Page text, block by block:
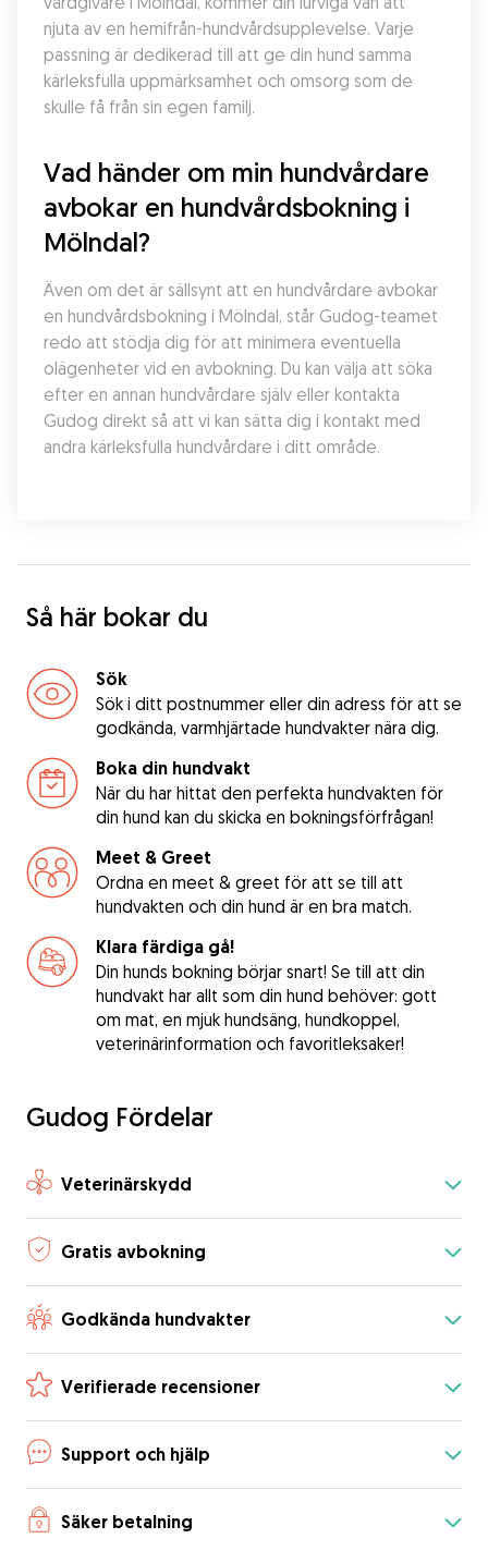
njuta av en hemifrån-hundvårdsupplevelse. Varje
passning är dedikerad till att ge din hund samma
kärleksfulla uppmärksamhet och omsorg som de
skulle få från sin egen familj.
Vad händer om min hundvårdare
avbokar en hundvårdsbokning i
Mölndal?
Även om det är sällsynt att en hundvårdare avbokar
en hundvårdsbokning i Mölndal, står Gudog-teamet
redo att stödja dig för att minimera eventuella
olägenheter vid en avbokning. Du kan välja att söka
efter en annan hundvårdare själv eller kontakta
Gudog direkt så att vi kan sätta dig i kontakt med
andra kärleksfulla hundvårdare i ditt område.
Så här bokar du
Sök
Sök i ditt postnummer eller din adress för att se
godkända, varmhjärtade hundvakter nära dig.
Boka din hundvakt
När du har hittat den perfekta hundvakten för
din hund kan du skicka en bokningsförfrågan!
Meet & Greet
Ordna en meet & greet för att se till att
hundvakten och din hund är en bra match.
Klara färdiga gå!
Din hunds bokning börjar snart! Se till att din
hundvakt har allt som din hund behöver: gott
om mat, en mjuk hundsäng, hundkoppel,
veterinärinformation och favoritleksaker!
Gudog Fördelar
Veterinärskydd
Gratis avbokning
Godkända hundvakter
Verifierade recensioner
Support och hjälp
Säker betalning